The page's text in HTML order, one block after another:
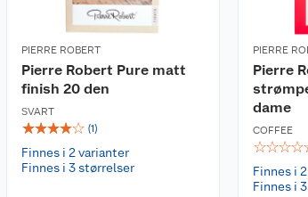
PIERRE ROBERT
Pierre Robert Pure matt
finish 20 den
SVART
☆☆☆☆☆ (1)
Finnes i 2 varianter
Finnes i 3 størrelser
PIERRE
Pierre
dame
COFFEE
☆☆☆☆
Finnes i
Finnes i